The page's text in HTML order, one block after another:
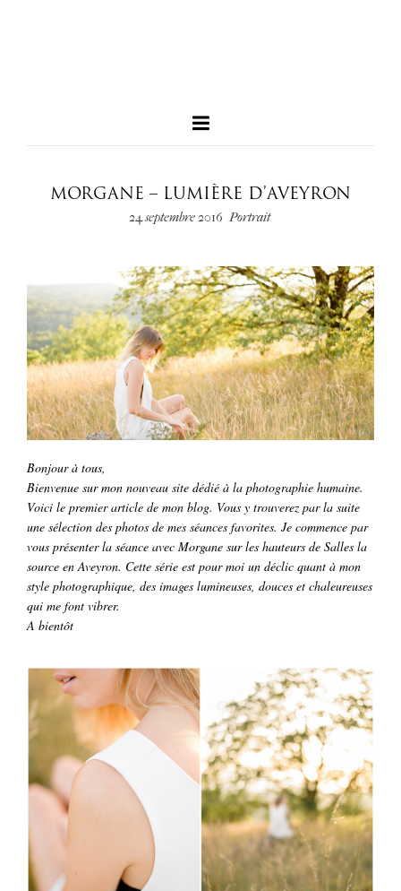
MORGANE – LUMIÈRE D’AVEYRON
24 septembre 2016 Portrait
Bonjour à tous,
Bienvenue sur mon nouveau site dédié à la photographie humaine.
Voici le premier article de mon blog. Vous y trouverez par la suite
une sélection des photos de mes séances favorites. Je commence par
vous présenter la séance avec Morgane sur les hauteurs de Salles la
source en Aveyron. Cette série est pour moi un déclic quant à mon
style photographique, des images lumineuses, douces et chaleureuses
qui me font vibrer.
A bientôt